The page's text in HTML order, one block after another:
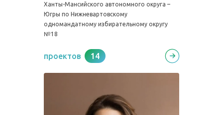
Ханты-Мансийского автономного округа –
Югры по Нижневартовскому
одномандатному избирательному округу
№18
проектов 14